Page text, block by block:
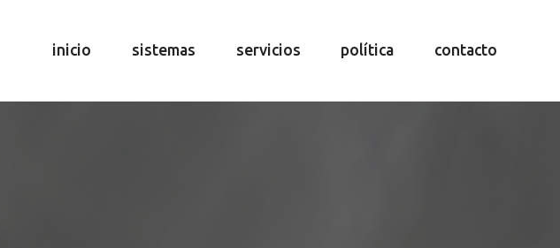
inicio sistemas servicios política contacto